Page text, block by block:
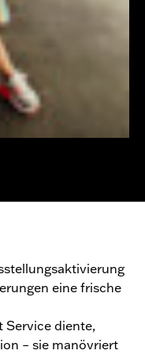
eine frische
Service diente,
– sie manövriert